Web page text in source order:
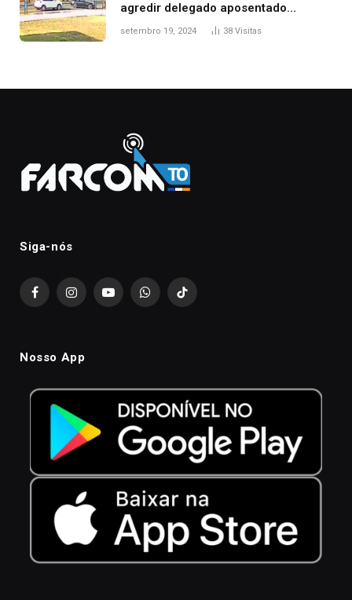
agredir delegado aposentado
durante confusão no trânsito
setembro 19, 2024 38 Visitas
Siga-nós
FacebookInstagramYouTubeWhatsAppTikTok
Nosso App